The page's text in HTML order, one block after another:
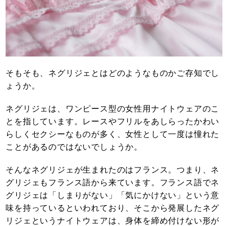
そもそも、ネグリジェとはどのようなものかご存知でし
ょうか。
ネグリジェは、ワンピース型の女性用ナイトウェアのこ
とを指しています。レースやフリルをあしらったかわい
らしくセクシーなものが多く、女性として一度は憧れた
ことがあるのではないでしょうか。
そんなネグリジェが生まれたのはフランス。つまり、ネ
グリジェもフランス語から来ています。フランス語でネ
グリジェは「しまりがない」「気にかけない」という意
味を持っているといわれており、そこから発展したネグ
リジェというナイトウェアは、身体を締め付けない形が